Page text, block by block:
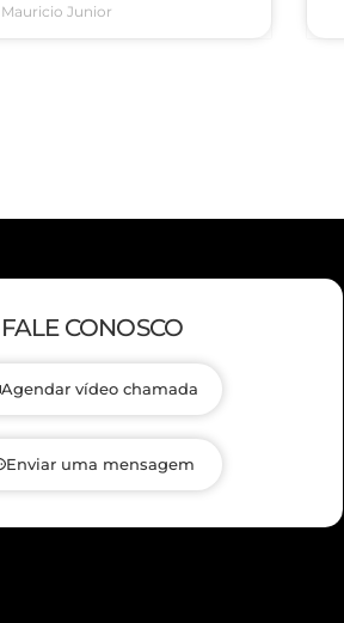
Mauricio Junior
FALE CONOSCO
Agendar vídeo chamada
Enviar uma mensagem